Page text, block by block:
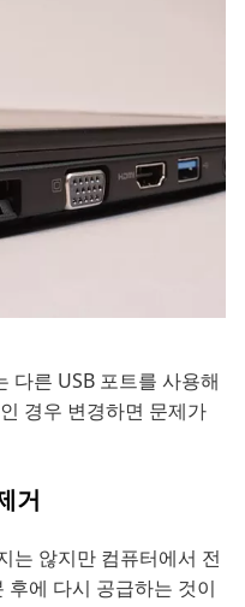
다른 USB 포트를 사용해
경우 변경하면 문제가
거
는 않지만 컴퓨터에서 전
후에 다시 공급하는 것이